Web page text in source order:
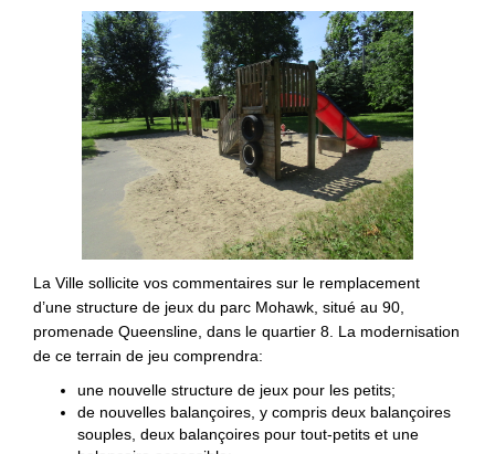
La Ville sollicite vos commentaires sur le remplacement
d’une structure de jeux du parc Mohawk, situé au 90,
promenade Queensline, dans le quartier 8. La modernisation
de ce terrain de jeu comprendra:
une nouvelle structure de jeux pour les petits;
de nouvelles balançoires, y compris deux balançoires
souples, deux balançoires pour tout-petits et une